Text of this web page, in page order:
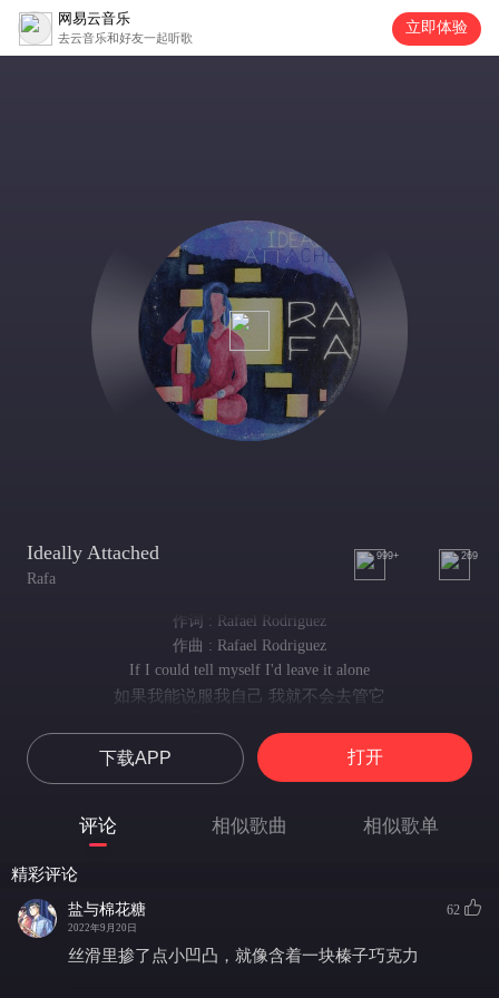
网易云音乐
去云音乐和好友一起听歌
立即体验
Ideally Attached
Rafa
999+ 269
作词 : Rafael Rodriguez
作曲 : Rafael Rodriguez
If I could tell myself I'd leave it alone
如果我能说服我自己 我就不会去管它
我陷得太深了
Who am I if I don't need you
如果我不再需要你 那么我是谁
把你想象成我家的样子
Cause you got me to lose
下载APP 打开
评论 相似歌曲 相似歌单
精彩评论
盐与棉花糖
2022年9月20日
62
丝滑里掺了点小凹凸，就像含着一块榛子巧克力